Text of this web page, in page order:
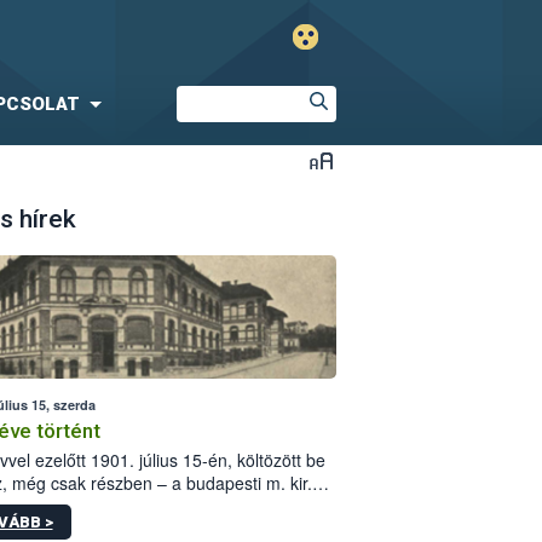
hírek
15, szerda
történt
ezelőtt 1901. július 15-én, költözött be
még csak részben – a budapesti m. kir.
állomás a Kis Rókus utca
alatti, Czigler Győző által tervezett új
>